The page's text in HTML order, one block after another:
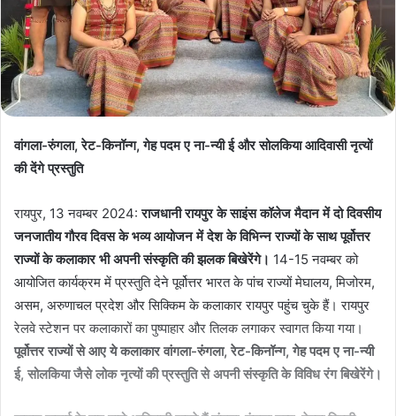
वांगला-रुंगला, रेट-किनॉन्ग, गेह पदम ए ना-न्यी ई और सोलकिया आदिवासी नृत्यों
की देंगे प्रस्तुति
रायपुर, 13 नवम्बर 2024:राजधानी रायपुर के साइंस कॉलेज मैदान में दो दिवसीय
जनजातीय गौरव दिवस के भव्य आयोजन में देश के विभिन्न राज्यों के साथ पूर्वोत्तर
राज्यों के कलाकार भी अपनी संस्कृति की झलक बिखेरेंगे। 14-15 नवम्बर को
आयोजित कार्यक्रम में प्रस्तुति देने पूर्वोत्तर भारत के पांच राज्यों मेघालय, मिजोरम,
असम, अरुणाचल प्रदेश और सिक्किम के कलाकार रायपुर पहुंच चुके हैं। रायपुर
रेलवे स्टेशन पर कलाकारों का पुष्पाहार और तिलक लगाकर स्वागत किया गया।
पूर्वोत्तर राज्यों से आए ये कलाकार वांगला-रुंगला, रेट-किनॉन्ग, गेह पदम ए ना-न्यी
ई, सोलकिया जैसे लोक नृत्यों की प्रस्तुति से अपनी संस्कृति के विविध रंग बिखेरेंगे।